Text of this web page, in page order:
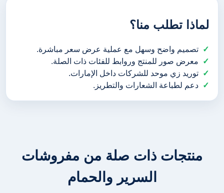
لماذا تطلب منا؟
تصميم واضح وسهل مع عملية عرض سعر مباشرة.
معرض صور للمنتج وروابط للفئات ذات الصلة.
توريد زي موحد للشركات داخل الإمارات.
دعم لطباعة الشعارات والتطريز.
منتجات ذات صلة من مفروشات
السرير والحمام